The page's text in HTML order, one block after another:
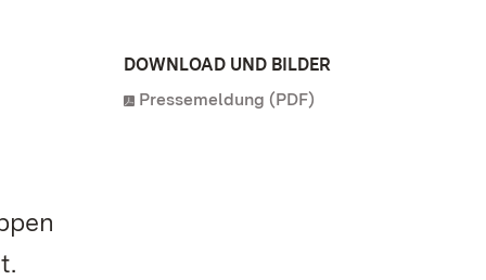
DOWNLOAD UND BILDER
Pressemeldung (PDF)